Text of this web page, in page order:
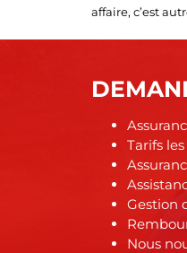
affaire, c’est
Tarifs
Gestion
Nous